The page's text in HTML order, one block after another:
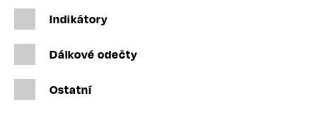
Indikátory
Dálkové odečty
Ostatní